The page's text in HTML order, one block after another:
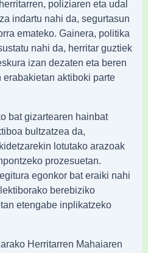
poliziaren eta udal
indartu nahi da, segurtasun
emateko. Gainera, politika
nahi da, herritar guztiek
izan dezaten eta beren
aktiboki parte
bat gizartearen hainbat
bultzatzea da,
lotutako arazoak
prozesuetan.
egonkor bat eraiki nahi
berebiziko
etengabe inplikatzeko
Herritarren Mahaiaren